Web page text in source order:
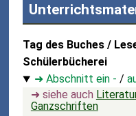
Tag des Buches /
Schülerbücherei
➜ Abschnitt ein - /
➜ siehe auch
Ganzschriften